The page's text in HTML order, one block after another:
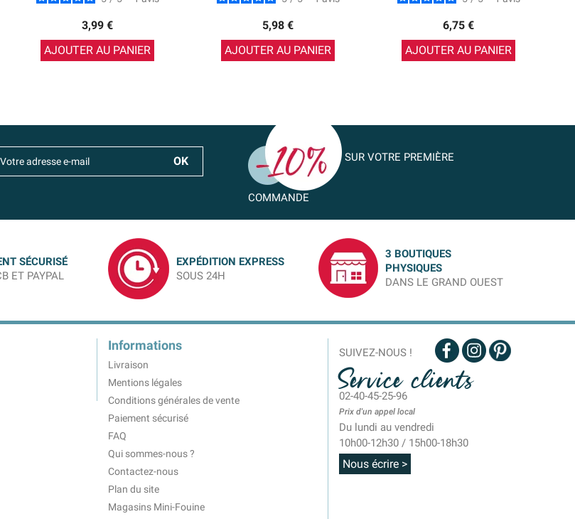
3,99 €
AJOUTER AU PANIER
5,98 €
AJOUTER AU PANIER
6,75 €
AJOUTER AU PANIER
SUR VOTRE PREMIÈRE
COMMANDE
SÉCURISÉ
ET PAYPAL
EXPÉDITION EXPRESS
SOUS 24H
3 BOUTIQUES
PHYSIQUES
DANS LE GRAND OUEST
Informations
Livraison
Mentions légales
Conditions générales de vente
Paiement sécurisé
FAQ
Qui sommes-nous ?
Contactez-nous
Plan du site
Magasins Mini-Fouine
SUIVEZ-NOUS !
Service clients
02-40-45-25-96
Prix d'un appel local
Du lundi au vendredi
10h00-12h30 / 15h00-18h30
Nous écrire >